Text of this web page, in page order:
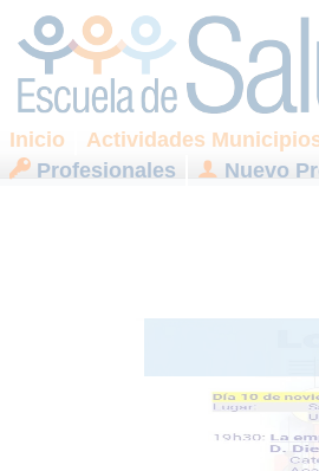
Inicio Actividades
Profesionales
Nuevo